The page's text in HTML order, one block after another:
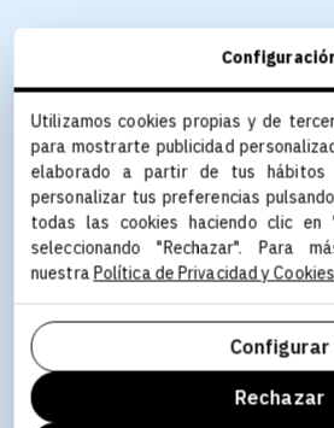
Utilizamos cookies propias y de
para mostrarte publicidad
elaborado a partir de tus hábitos
personalizar tus preferencias
todas las cookies haciendo clic en
seleccionando "Rechazar". Para
nuestraPolítica de Privacidad y Cookies
Configurar
Rechazar